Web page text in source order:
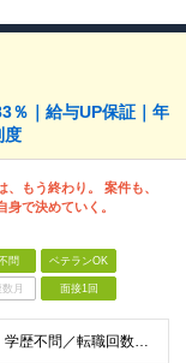
％｜給与UP保証｜年
度
、もう終わり。 案件も、
身で決めていく。
問 ベテランOK
月 面接1回
＜新規株式上場準備中！＞ 学歴不問／転職回数不問／20代～50代の幅広い年代が活躍中です！ ▼必須要件 何らかのシステム開発経験をお持ちの方（開発・インフラ不問） ▼歓迎条件 プロジェクトマネジメ